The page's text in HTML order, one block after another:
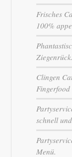
Frisches
100%
Ziegenrück.
Clingen
schnell
Menü.